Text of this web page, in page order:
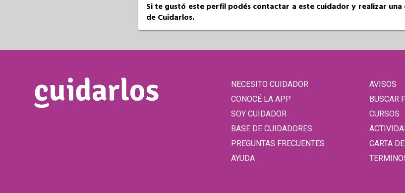
Si te gustó este perfil podés contactar a este cuidador y realizar
de Cuidarlos.
NECESITO CUIDADOR
CONOCÉ LA APP
SOY CUIDADOR
BASE DE CUIDADORES
PREGUNTAS FRECUENTES
AYUDA
AVISOS
BUSCAR
CURSOS
CARTA